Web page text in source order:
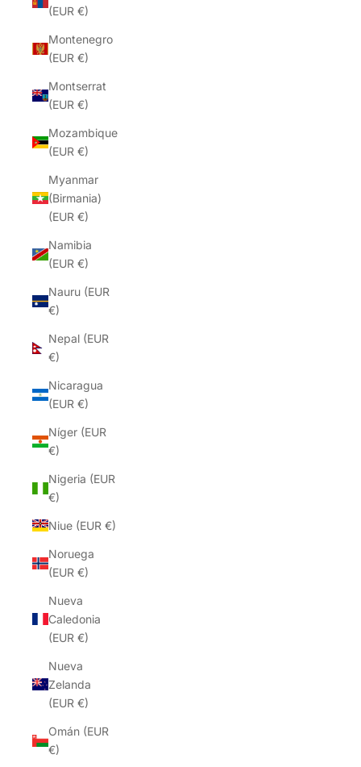
(EUR €)
Montenegro
(EUR €)
Montserrat
(EUR €)
Mozambique
(EUR €)
Myanmar
(Birmania)
(EUR €)
Namibia
(EUR €)
Nauru (EUR
€)
Nepal (EUR
€)
Nicaragua
(EUR €)
Níger (EUR
€)
Nigeria (EUR
€)
Niue (EUR €)
Noruega
(EUR €)
Nueva
Caledonia
(EUR €)
Nueva
Zelanda
(EUR €)
Omán (EUR
€)